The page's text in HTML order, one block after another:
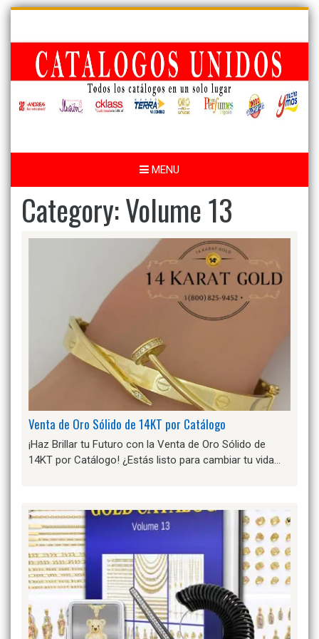
Skip
content
MENU
Category:Volume 13
Venta de Oro Sólido de 14KT por Catálogo
¡Haz Brillar tu Futuro con la Venta de Oro Sólido de
14KT por Catálogo! ¿Estás listo para cambiar tu vida…